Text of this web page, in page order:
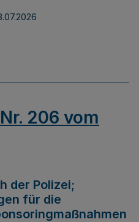
206 vom
der Polizei;
für die